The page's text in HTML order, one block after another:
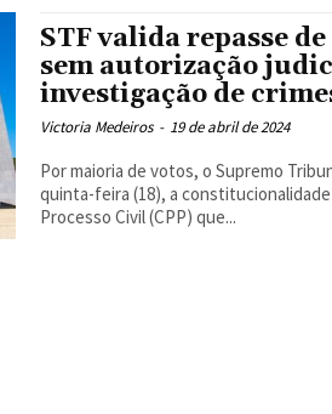
STF valida repasse
sem autorização
investigação de
Victoria Medeiros - 19 de abril de 2024
Por maioria de votos, o Supremo
quinta-feira (18), a
Processo Civil (CPP) que...